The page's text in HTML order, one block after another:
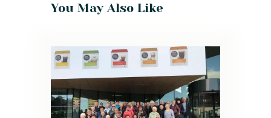
You May Also Like